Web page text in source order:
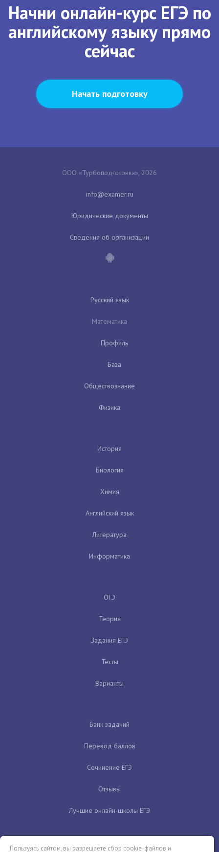
Начни онлайн-курс ЕГЭ по
английскому языку прямо
сейчас
Начать подготовку
ООО «Турбоподготовка», 2026
Юридические документы
Сведения об организации
Русский язык
Математика
Профиль
База
Обществознание
Физика
История
Биология
Химия
Английский язык
Литература
Информатика
ОГЭ
Теория
Задания ЕГЭ
Тесты
Варианты
Банк заданий
Перевод баллов
Сочинение ЕГЭ
Отзывы
Лучшие онлайн-школы ЕГЭ
Пользуясь сайтом, вы разрешаете сбор cookie-файлов и